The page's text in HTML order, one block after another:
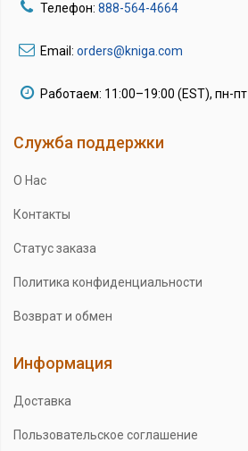
Телефон: 888-564-4664
Email: orders@kniga.com
Работаем: 11:00–19:00 (EST), пн-пт
Служба поддержки
О Нас
Контакты
Статус заказа
Политика конфиденциальности
Возврат и обмен
Информация
Доставка
Пользовательское соглашение